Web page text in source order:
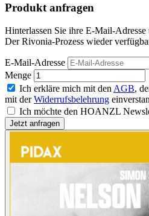
Produkt anfragen
Hinterlassen Sie ihre E-Mail-
Der Rivonia-Prozess wieder
E-Mail-Adresse
Menge
Ich erkläre mich mit den AGB,
mit derWiderrufsbelehrung
Ich möchte den HOANZL